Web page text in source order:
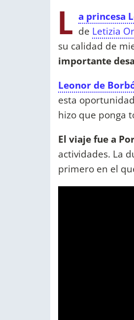
L a princesa
de Letizia
su calidad de
importante
Leonor de
esta
hizo que ponga
El viaje fue a
actividades. La
primero en el